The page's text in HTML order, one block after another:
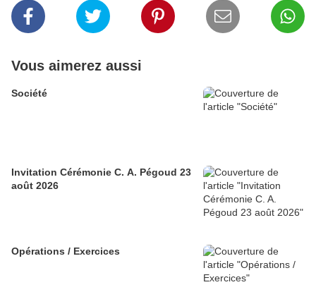
Vous aimerez aussi
Société
Invitation Cérémonie C. A. Pégoud 23
août 2026
Opérations / Exercices